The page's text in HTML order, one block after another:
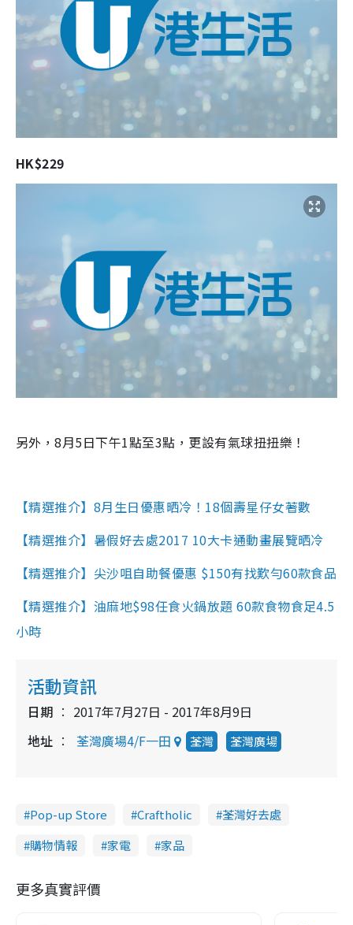
HK$229
另外，8月5日下午1點至3點，更設有氣球扭扭樂！
【精選推介】8月生日優惠晒冷！18個壽星仔女著數
【精選推介】暑假好去處2017 10大卡通動畫展覽晒冷
【精選推介】尖沙咀自助餐優惠 $150有找歎勻60款食品
【精選推介】油麻地$98任食火鍋放題 60款食物食足4.5
小時
活動資訊
日期
2017年7月27日 - 2017年8月9日
地址
荃灣廣場4/F一田 荃灣 荃灣廣場
Pop-up Store Craftholic
荃灣好去處
購物情報
家電 家品
更多真實評價